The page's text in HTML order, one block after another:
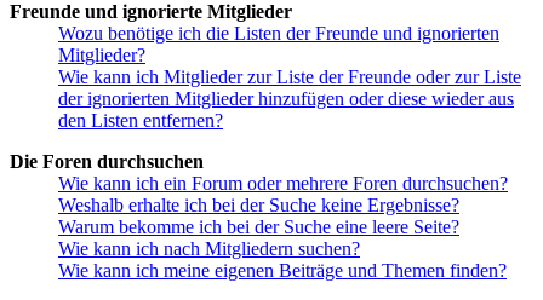
Freunde und ignorierte Mitglieder
Wozu benötige ich die Listen der Freunde und ignorierten
Mitglieder?
Wie kann ich Mitglieder zur Liste der Freunde oder zur Liste
der ignorierten Mitglieder hinzufügen oder diese wieder aus
den Listen entfernen?
Die Foren durchsuchen
Wie kann ich ein Forum oder mehrere Foren durchsuchen?
Weshalb erhalte ich bei der Suche keine Ergebnisse?
Warum bekomme ich bei der Suche eine leere Seite?
Wie kann ich nach Mitgliedern suchen?
Wie kann ich meine eigenen Beiträge und Themen finden?